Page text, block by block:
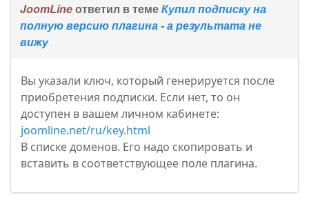
JoomLineответил в темеКупил подписку на
полную версию плагина - а результата не
вижу
Вы указали ключ, который генерируется после
приобретения подписки. Если нет, то он
доступен в вашем личном кабинете:
joomline.net/ru/key.html
В списке доменов. Его надо скопировать и
вставить в соответствующее поле плагина.